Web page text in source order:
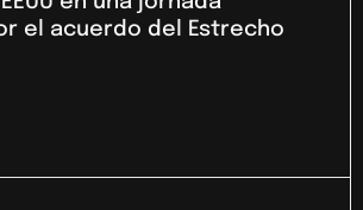
el acuerdo del Estrecho